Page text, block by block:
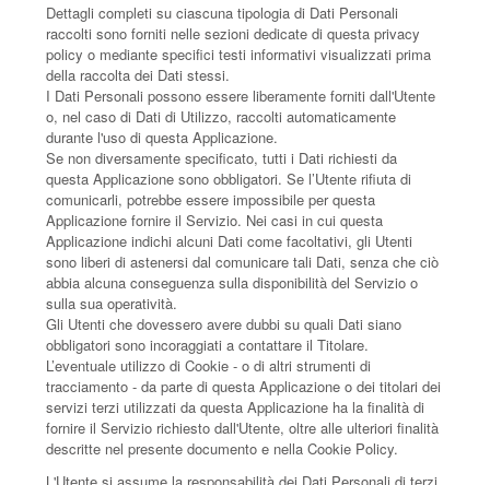
Dettagli completi su ciascuna tipologia di Dati Personali
raccolti sono forniti nelle sezioni dedicate di questa privacy
policy o mediante specifici testi informativi visualizzati prima
della raccolta dei Dati stessi.
I Dati Personali possono essere liberamente forniti dall'Utente
o, nel caso di Dati di Utilizzo, raccolti automaticamente
durante l'uso di questa Applicazione.
Se non diversamente specificato, tutti i Dati richiesti da
questa Applicazione sono obbligatori. Se l’Utente rifiuta di
comunicarli, potrebbe essere impossibile per questa
Applicazione fornire il Servizio. Nei casi in cui questa
Applicazione indichi alcuni Dati come facoltativi, gli Utenti
sono liberi di astenersi dal comunicare tali Dati, senza che ciò
abbia alcuna conseguenza sulla disponibilità del Servizio o
sulla sua operatività.
Gli Utenti che dovessero avere dubbi su quali Dati siano
obbligatori sono incoraggiati a contattare il Titolare.
L’eventuale utilizzo di Cookie - o di altri strumenti di
tracciamento - da parte di questa Applicazione o dei titolari dei
servizi terzi utilizzati da questa Applicazione ha la finalità di
fornire il Servizio richiesto dall'Utente, oltre alle ulteriori finalità
descritte nel presente documento e nella Cookie Policy.